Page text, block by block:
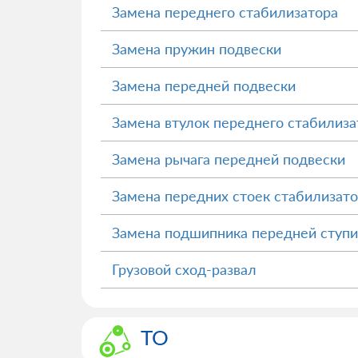
Замена переднего стабилизатора
Замена пружин подвески
Замена передней подвески
Замена втулок переднего
Замена рычага передней подвески
Замена передних стоек
Замена подшипника передней
Грузовой сход-развал
ТО